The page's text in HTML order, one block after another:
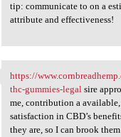
tip: communicate to on a
attribute and effectiveness!
https://
https://
thc-gummies-legalsire
me, contribution a available,
satisfaction in CBD’s
they are, so I can brook